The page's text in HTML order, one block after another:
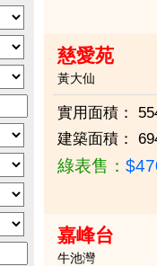
慈愛苑
黃大仙
實用面積：
建築面積：
綠表售：
嘉峰台
牛池灣